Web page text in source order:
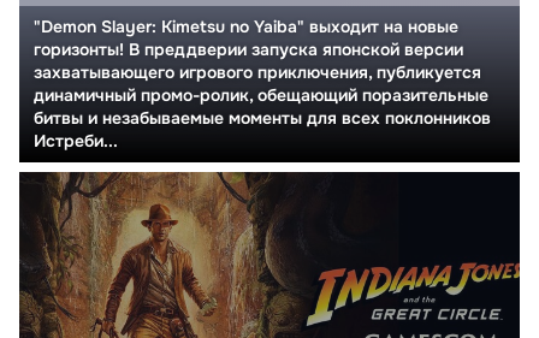
"Demon Slayer: Kimetsu no Yaiba" выходит на новые
горизонты! В преддверии запуска японской версии
захватывающего игрового приключения, публикуется
динамичный промо-ролик, обещающий поразительные
битвы и незабываемые моменты для всех поклонников
Истреби...